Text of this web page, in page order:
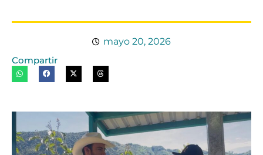
mayo 20, 2026
Compartir